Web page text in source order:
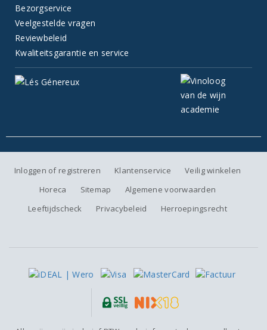
Bezorgservice
Veelgestelde vragen
Reviewbeleid
Kwaliteitsgarantie en service
Inloggen of registreren Klantenservice
Veilig winkelen
Horeca
Sitemap
Algemene voorwaarden
Leeftijdscheck
Privacybeleid Herroepingsrecht